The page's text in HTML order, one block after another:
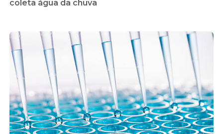
coleta água da chuva